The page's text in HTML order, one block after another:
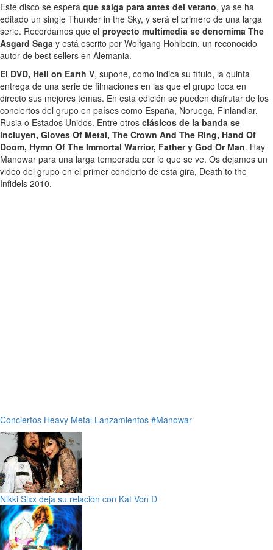
Este disco se espera que salga para antes del verano, ya se ha
editado un single Thunder in the Sky, y será el primero de una larga
serie. Recordamos que el proyecto multimedia se denomima The
Asgard Saga y está escrito por Wolfgang Hohlbein, un reconocido
autor de best sellers en Alemania.
El DVD, Hell on Earth V, supone, como indica su título, la quinta
entrega de una serie de filmaciones en las que el grupo toca en
directo sus mejores temas. En esta edición se pueden disfrutar de los
conciertos del grupo en países como España, Noruega, Finlandiar,
Rusia o Estados Unidos. Entre otros clásicos de la banda se
incluyen, Gloves Of Metal, The Crown And The Ring, Hand Of
Doom, Hymn Of The Immortal Warrior, Father y God Or Man. Hay
Manowar para una larga temporada por lo que se ve. Os dejamos un
video del grupo en el primer concierto de esta gira, Death to the
Infidels 2010.
Conciertos Heavy Metal Lanzamientos #Manowar
Nikki Sixx deja su relación con Kat Von D